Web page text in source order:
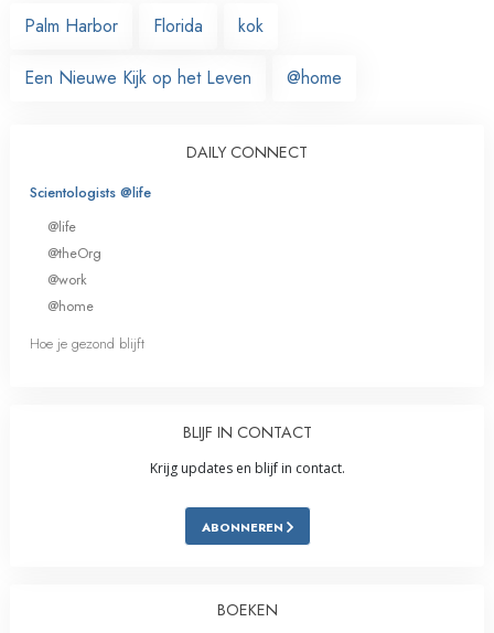
Palm Harbor
Florida kok
Een Nieuwe Kijk op het Leven @home
DAILY CONNECT
Scientologists @life
@life
@theOrg
@work
@home
Hoe je gezond blijft
BLIJF IN CONTACT
Krijg updates en blijf in contact.
ABONNEREN
BOEKEN